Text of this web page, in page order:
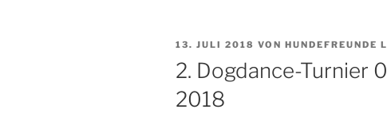
VERÖFFENTLICHT
AM
13. JULI 2018 VON HUNDEFREUNDE
2. Dogdance-Turnier
2018